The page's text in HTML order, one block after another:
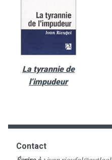
La tyrannie de
l’impudeur
Contact